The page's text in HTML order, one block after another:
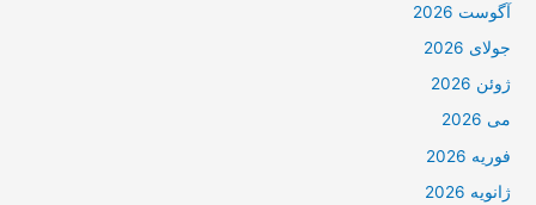
آگوست 2026
جولای 2026
ژوئن 2026
می 2026
فوریه 2026
ژانویه 2026